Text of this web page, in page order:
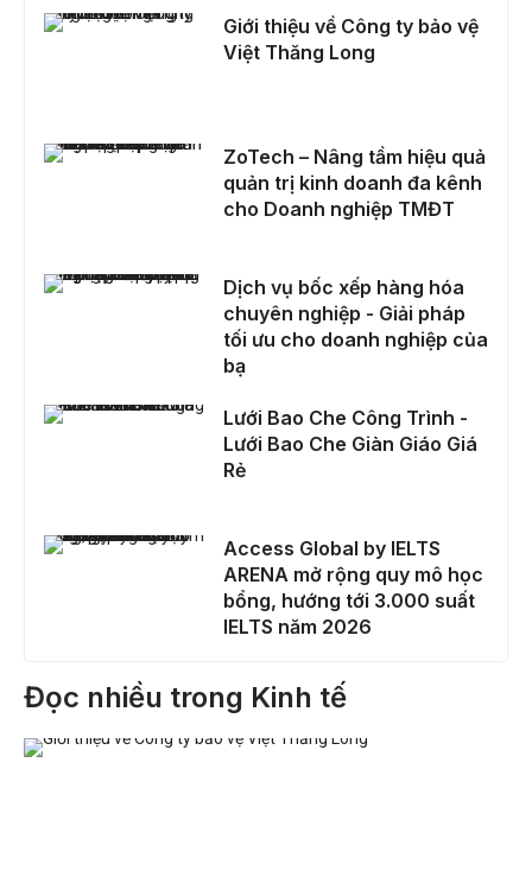
Giới thiệu về Công ty bảo vệ Việt Thăng Long
Giới thiệu về Công ty bảo vệ
Việt Thăng Long
ZoTech – Nâng tầm hiệu quả quản trị kinh doanh đa kênh cho Doanh nghiệp TMĐT
ZoTech – Nâng tầm hiệu quả
quản trị kinh doanh đa kênh
cho Doanh nghiệp TMĐT
Dịch vụ bốc xếp hàng hóa chuyên nghiệp - Giải pháp tối ưu cho doanh nghiệp của bạ
Dịch vụ bốc xếp hàng hóa
chuyên nghiệp - Giải pháp
tối ưu cho doanh nghiệp của
bạ
Lưới Bao Che Công Trình - Lưới Bao Che Giàn Giáo Giá Rẻ
Lưới Bao Che Công Trình -
Lưới Bao Che Giàn Giáo Giá
Rẻ
Access Global by IELTS ARENA mở rộng quy mô học bổng, hướng tới 3.000 suất IELTS năm 2026
Access Global by IELTS
ARENA mở rộng quy mô học
bổng, hướng tới 3.000 suất
IELTS năm 2026
Đọc nhiều trong Kinh tế